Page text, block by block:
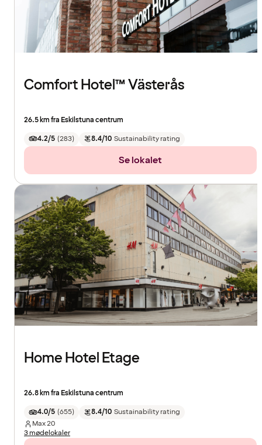
Comfort Hotel™ Västerås
26.5 km fra Eskilstuna centrum
4.2/5 (283) 8.4/10 Sustainability rating
Se lokalet
Home Hotel Etage
26.8 km fra Eskilstuna centrum
4.0/5 (655) 8.4/10 Sustainability rating
Max20
3 mødelokaler